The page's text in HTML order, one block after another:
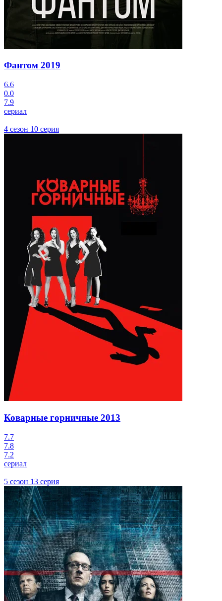
Фантом 2019
6.6
0.0
7.9
сериал
4 сезон 10 серия
Коварные горничные 2013
7.7
7.8
7.2
сериал
5 сезон 13 серия